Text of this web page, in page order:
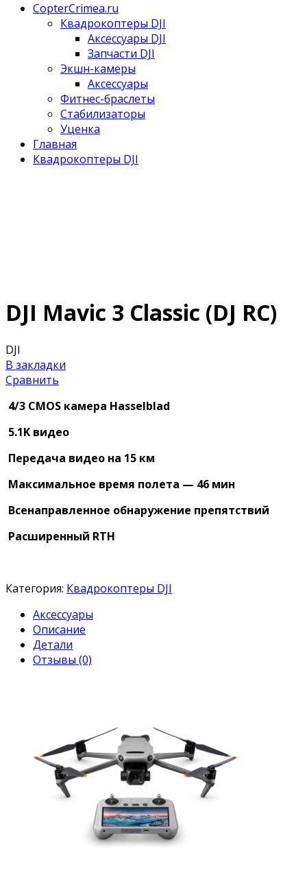
CopterCrimea.ru
Квадрокоптеры DJI
Аксессуары DJI
Запчасти DJI
Экшн-камеры
Аксессуары
Фитнес-браслеты
Стабилизаторы
Уценка
Главная
Квадрокоптеры DJI
DJI Mavic 3 Classic (DJ RC)
DJI
В закладки
Сравнить
4/3 CMOS камера Hasselblad
5.1K видео
Передача видео на 15 км
Максимальное время полета — 46 мин
Всенаправленное обнаружение препятствий
Расширенный RTH
Категория: Квадрокоптеры DJI
Аксессуары
Описание
Детали
Отзывы (0)